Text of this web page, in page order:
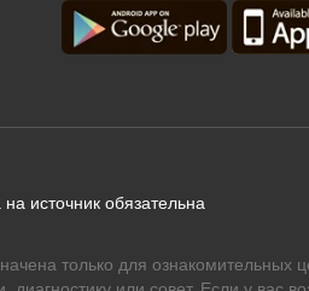
источник обязательна
только для ознакомительных